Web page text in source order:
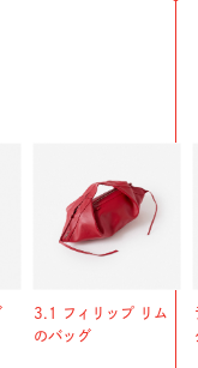
3.1 フィリップ リム
のバッグ